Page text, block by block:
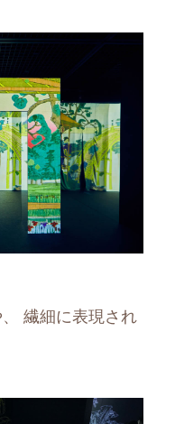
繊細に表現され